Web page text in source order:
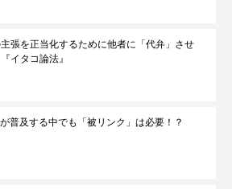
張を正当化するために他者に「代弁」させ
イタコ論法』
普及する中でも「被リンク」は必要！？